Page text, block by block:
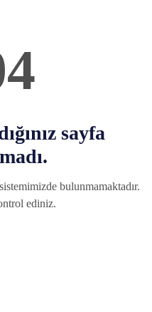
sayfa
bulunmamaktadır.
ediniz.